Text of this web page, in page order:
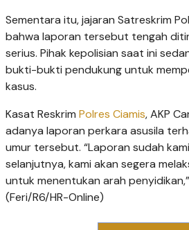
Sementara itu, jajaran Satreskrim
bahwa laporan tersebut tengah
serius. Pihak kepolisian saat ini
bukti-bukti pendukung untuk
kasus.
​Kasat Reskrim Polres Ciamis, AKP
adanya laporan perkara asusila
umur tersebut. “Laporan sudah
selanjutnya, kami akan segera
untuk menentukan arah
(Feri/R6/HR-Online)